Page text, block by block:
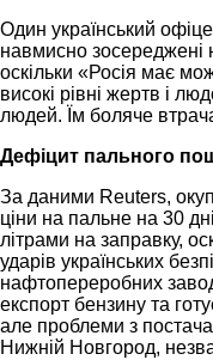
Один український
навмисно зосереджені
оскільки «Росія має
високі рівні жертв і
людей. Їм боляче
Дефіцит пального
За даними Reuters,
ціни на пальне на 30
літрами на заправку,
ударів українських
нафтопереробних
експорт бензину та
але проблеми з
Нижній Новгород,